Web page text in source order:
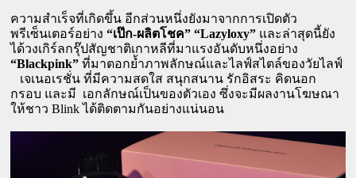
ความสำเร็จที่เกิดขึ้น อีกส่วนหนึ่งยังมาจากการเปิดตัว
พรีเซ็นเตอร์อย่าง “เป๊ก-ผลิตโชค” “Lazyloxy” และล่าสุดนี้ยัง
“Blackpink” ที่มาตอกย้ำภาพลักษณ์และไลฟ์สไตล์ของวัยไลฟ์
เจเนอเรชั่น ที่มีความสดใส สนุกสนาน รักอิสระ คิดนอก
กรอบ และมี  เอกลักษณ์เป็นของตัวเอง ซึ่งจะมีผลงานโฆษณา
ให้ชาว Blink ได้ติดตามกันอย่างแน่นอน